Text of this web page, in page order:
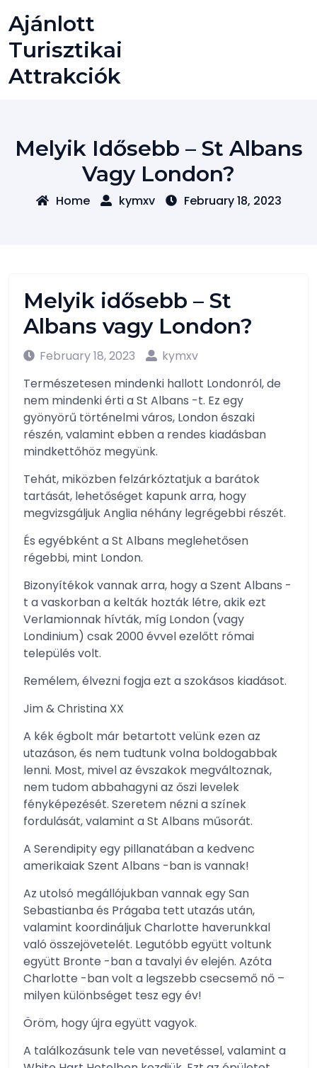
to
content
Ajánlott
Turisztikai
Attrakciók
Melyik Idősebb – St Albans
Vagy London?
Home kymxv February 18, 2023
Melyik idősebb – St
Albans vagy London?
February 18, 2023
kymxv
Természetesen mindenki hallott Londonról, de
nem mindenki érti a St Albans -t. Ez egy
gyönyörű történelmi város, London északi
részén, valamint ebben a rendes kiadásban
mindkettőhöz megyünk.
Tehát, miközben felzárkóztatjuk a barátok
tartását, lehetőséget kapunk arra, hogy
megvizsgáljuk Anglia néhány legrégebbi részét.
És egyébként a St Albans meglehetősen
régebbi, mint London.
Bizonyítékok vannak arra, hogy a Szent Albans -
t a vaskorban a kelták hozták létre, akik ezt
Verlamionnak hívták, míg London (vagy
Londinium) csak 2000 évvel ezelőtt római
település volt.
Remélem, élvezni fogja ezt a szokásos kiadásot.
Jim & Christina XX
A kék égbolt már betartott velünk ezen az
utazáson, és nem tudtunk volna boldogabbak
lenni. Most, mivel az évszakok megváltoznak,
nem tudom abbahagyni az őszi levelek
fényképezését. Szeretem nézni a színek
fordulását, valamint a St Albans műsorát.
A Serendipity egy pillanatában a kedvenc
amerikaiak Szent Albans -ban is vannak!
Az utolsó megállójukban vannak egy San
Sebastianba és Prágaba tett utazás után,
valamint koordináljuk Charlotte haverunkkal
való összejövetelét. Legutóbb együtt voltunk
együtt Bronte -ban a tavalyi év elején. Azóta
Charlotte -ban volt a legszebb csecsemő nő –
milyen különbséget tesz egy év!
Öröm, hogy újra együtt vagyok.
A találkozásunk tele van nevetéssel, valamint a